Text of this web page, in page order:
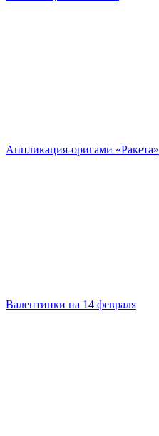
Аппликация-оригами «Ракета»
Валентинки на 14 февраля